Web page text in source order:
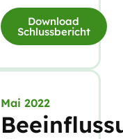
Download
Schlussbericht
Mai 2022